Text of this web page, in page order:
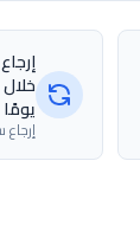
إرجاع
يومًا